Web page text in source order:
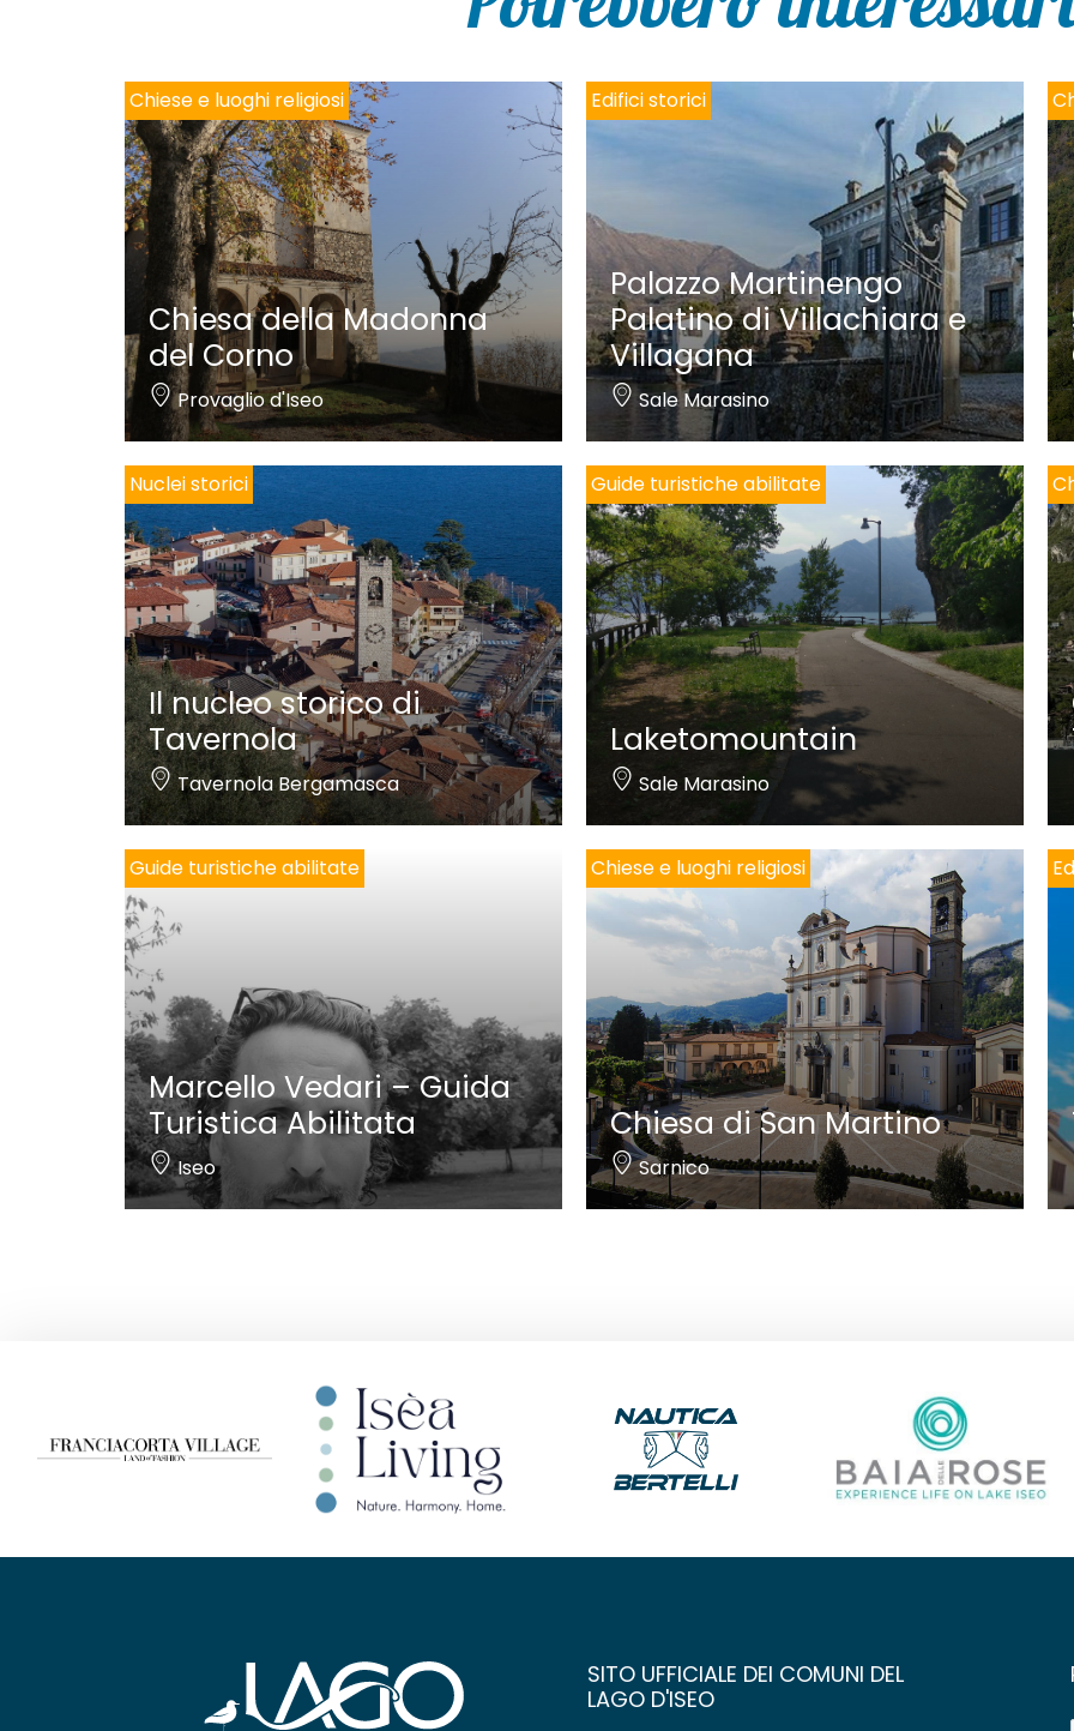
Chiese e luoghi religiosi
Chiesa della Madonna
del Corno
Provaglio d'Iseo
Edifici storici
Palazzo Martinengo
Palatino di Villachiara e
Villagana
Sale Marasino
Nuclei storici
Il nucleo storico di
Tavernola
Tavernola Bergamasca
Guide turistiche abilitate
Laketomountain
Sale Marasino
Guide turistiche abilitate
Marcello Vedari – Guida
Turistica Abilitata
Iseo
Chiese e luoghi religiosi
Chiesa di San Martino
Sarnico
SITO UFFICIALE DEI COMUNI DEL
LAGO D'ISEO